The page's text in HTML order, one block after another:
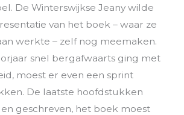
De Winterswijkse Jeany wilde
van het boek – waar ze
werkte – zelf nog meemaken.
snel bergafwaarts ging met
moest er even een sprint
De laatste hoofdstukken
geschreven, het boek moest